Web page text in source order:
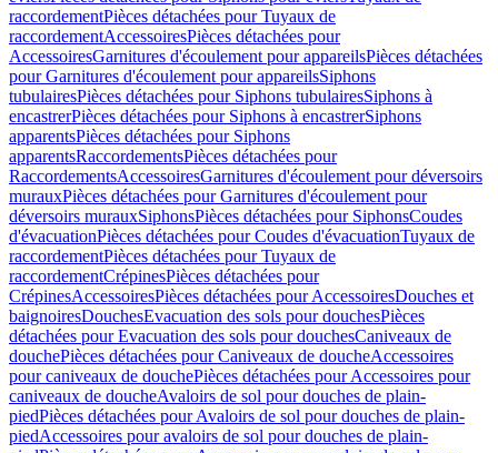
raccordementPièces détachées pour Tuyaux de
raccordementAccessoiresPièces détachées pour
AccessoiresGarnitures d'écoulement pour appareilsPièces détachées
pour Garnitures d'écoulement pour appareilsSiphons
tubulairesPièces détachées pour Siphons tubulairesSiphons à
encastrerPièces détachées pour Siphons à encastrerSiphons
apparentsPièces détachées pour Siphons
apparentsRaccordementsPièces détachées pour
RaccordementsAccessoiresGarnitures d'écoulement pour déversoirs
murauxPièces détachées pour Garnitures d'écoulement pour
déversoirs murauxSiphonsPièces détachées pour SiphonsCoudes
d'évacuationPièces détachées pour Coudes d'évacuationTuyaux de
raccordementPièces détachées pour Tuyaux de
raccordementCrépinesPièces détachées pour
CrépinesAccessoiresPièces détachées pour AccessoiresDouches et
baignoiresDouchesEvacuation des sols pour douchesPièces
détachées pour Evacuation des sols pour douchesCaniveaux de
douchePièces détachées pour Caniveaux de doucheAccessoires
pour caniveaux de douchePièces détachées pour Accessoires pour
caniveaux de doucheAvaloirs de sol pour douches de plain-
piedPièces détachées pour Avaloirs de sol pour douches de plain-
piedAccessoires pour avaloirs de sol pour douches de plain-